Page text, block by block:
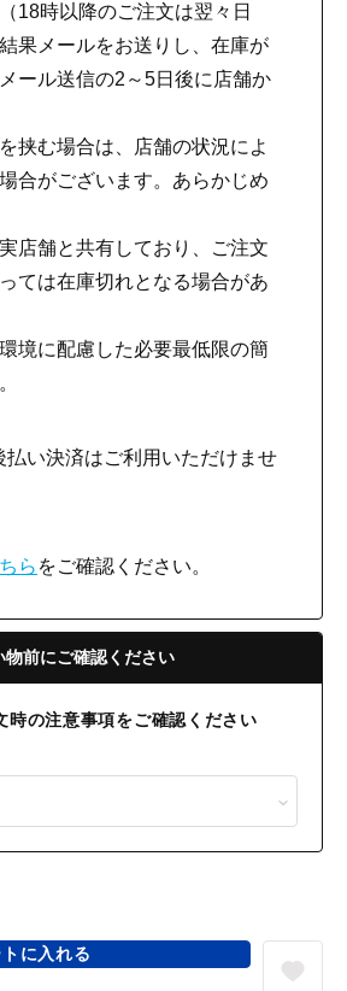
18時以降のご注文は翌々日
果メールをお送りし、在庫が
ール送信の2～5日後に店舗か
挟む場合は、店舗の状況によ
合がございます。あらかじめ
店舗と共有しており、ご注文
ては在庫切れとなる場合があ
境に配慮した必要最低限の簡
払い決済はご利用いただけませ
ら をご確認ください。
物前にご確認ください
時の注意事項をご確認ください
に入れる